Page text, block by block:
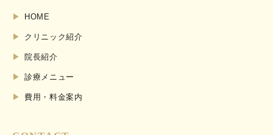
HOME
クリニック紹介
院長紹介
診療メニュー
費用・料金案内